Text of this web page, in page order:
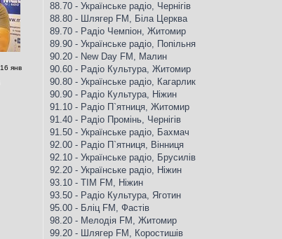
16 янв
88.70 - Українське радіо, Чернігів
88.80 - Шлягер FM, Біла Церква
89.70 - Радіо Чемпіон, Житомир
89.90 - Українське радіо, Попільня
90.20 - New Day FM, Малин
90.60 - Радіо Культура, Житомир
90.80 - Українське радіо, Кагарлик
90.90 - Радіо Культура, Ніжин
91.10 - Радіо П`ятниця, Житомир
91.40 - Радіо Промінь, Чернігів
91.50 - Українське радіо, Бахмач
92.00 - Радіо П`ятниця, Вінниця
92.10 - Українське радіо, Брусилів
92.20 - Українське радіо, Ніжин
93.10 - ТІМ FM, Ніжин
93.50 - Радіо Культура, Яготин
95.00 - Бліц FM, Фастів
98.20 - Мелодія FM, Житомир
99.20 - Шлягер FM, Коростишів